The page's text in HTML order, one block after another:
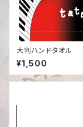
大判ハンドタオル
¥1,500